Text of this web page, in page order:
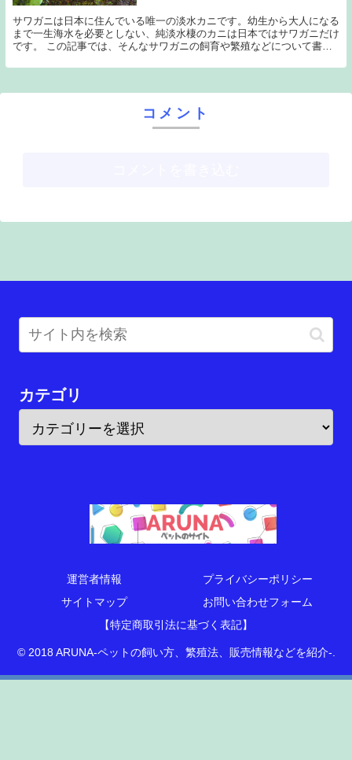
サワガニは日本に住んでいる唯一の淡水カニです。幼生から大人になる
まで一生海水を必要としない、純淡水棲のカニは日本ではサワガニだけ
です。 この記事では、そんなサワガニの飼育や繁殖などについて書い
コメント
カテゴリ
運営者情報
プライバシーポリシー
サイトマップ
お問い合わせフォーム
【特定商取引法に基づく表記】
© 2018 ARUNA-ペットの飼い方、繁殖法、販売情報などを紹介-.